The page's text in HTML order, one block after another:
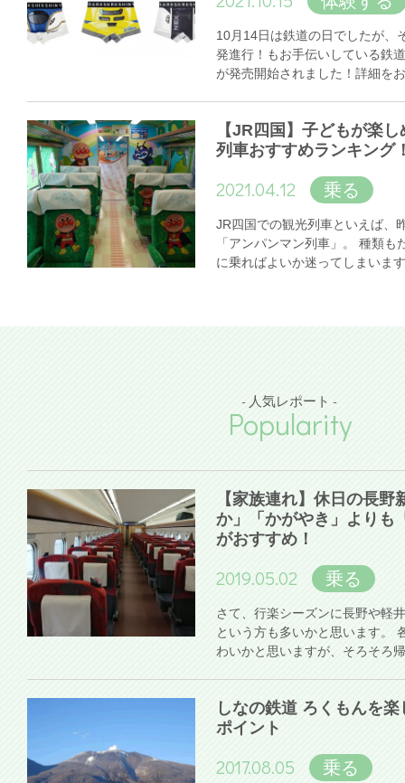
10月14日は鉄道の日でしたが、
発進行！もお手伝いしている鉄
が発売開始されました！詳細をお
【JR四国】子どもが楽
列車おすすめランキング
2021.04.12 乗る
JR四国での観光列車といえば、
「アンパンマン列車」。 種類も
に乗ればよいか迷ってしまいます
- 人気レポート -
Popularity
【家族連れ】休日の長野
か」「かがやき」よりも
がおすすめ！
2019.05.02 乗る
さて、行楽シーズンに長野や軽
という方も多いかと思います。
わいかと思いますが、そろそろ
しなの鉄道 ろくもんを
ポイント
2017.08.05 乗る